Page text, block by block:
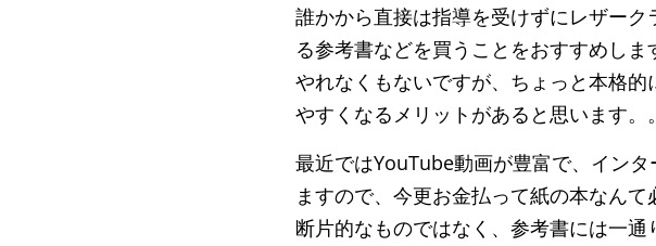
誰かから直接は指導を受けずにレザー
る参考書などを買うことをおすすめし
やれなくもないですが、ちょっと本格
やすくなるメリットがあると思います。。
最近ではYouTube動画が豊富で、イン
ますので、今更お金払って紙の本なん
断片的なものではなく、参考書には一